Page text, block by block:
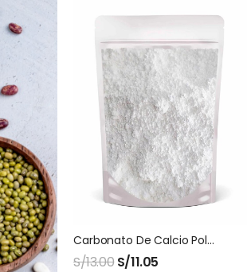
Carbonato De Calcio Polvo
S/13.00 S/11.05